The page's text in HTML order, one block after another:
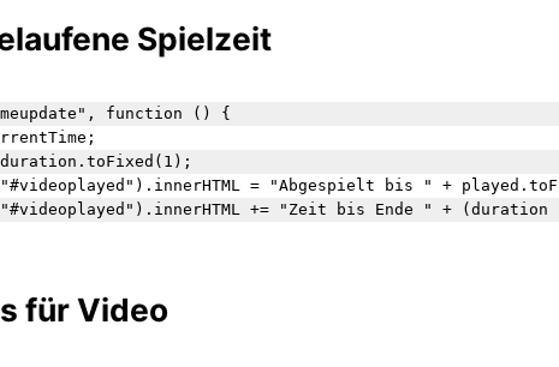
Spielzeit
function () {
= "Abgespielt bis " +
+= "Zeit bis Ende " + (duration
für Video